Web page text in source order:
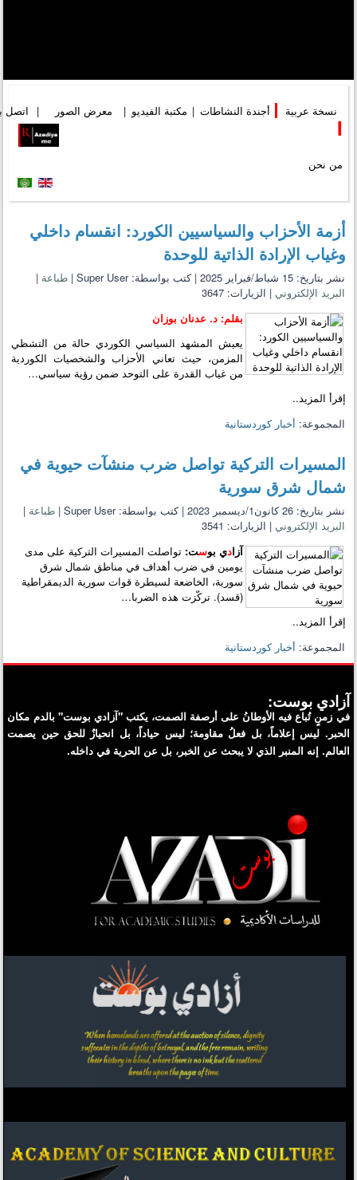
اتصل | معرض الصور | مكتبة الفيديو | أجندة النشاطات نسخة عربية
I
من نحن
أزمة الأحزاب والسياسيين الكورد: انقسام داخلي
وغياب الإرادة الذاتية للوحدة
نشر بتاريخ: 15 شباط/فبراير 2025 |كتب بواسطة: Super User |طباعة|
البريد الإلكتروني| الزيارات: 3647
بقلم: د. عدنان بوزان
يعيش المشهد السياسي الكوردي حالة من التشظي
المزمن، حيث تعاني الأحزاب والشخصيات الكوردية
من غياب القدرة على التوحد ضمن رؤية سياسي…
إقرأ المزيد..
المجموعة: أخبار كوردستانية
المسيرات التركية تواصل ضرب منشآت حيوية في
شمال شرق سورية
نشر بتاريخ: 26 كانون1/ديسمبر 2023 |كتب بواسطة: Super User |طباعة|
البريد الإلكتروني| الزيارات: 3541
آزادي بوست: تواصلت المسيرات التركية على مدى
يومين في ضرب أهداف في مناطق شمال شرق
سورية، الخاضعة لسيطرة قوات سورية الديمقراطية
(قسد). تركّزت هذه الضربا…
إقرأ المزيد..
المجموعة: أخبار كوردستانية
آزادي بوست:
في زمنٍ تُباع فيه الأوطانُ على أرصفة الصمت، يكتب "آزادي بوست" بالدم مكان
الحبر. ليس إعلاماً، بل فعلُ مقاومة؛ ليس حياداً، بل انحيازٌ للحق حين يصمت
العالم. إنه المنبر الذي لا يبحث عن الخبر، بل عن الحرية في داخله.